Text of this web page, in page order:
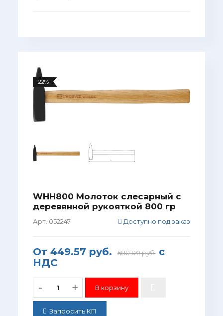
-22%
WHH800 Молоток слесарный с
деревянной рукояткой 800 гр
Арт. 052247 Доступно под заказ
От 449.57 руб. 580.00 руб.с
НДС
- +
Запросить КП